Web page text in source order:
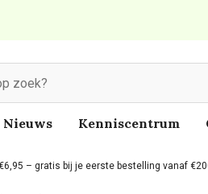
Nieuws Kenniscentrum
– gratis bij je eerste bestelling vanaf